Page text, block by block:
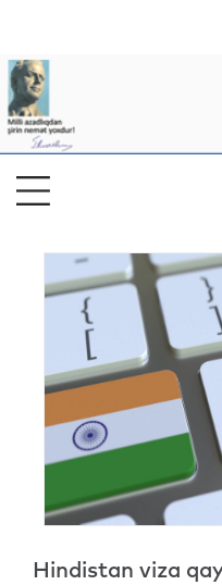
Hindistan viza